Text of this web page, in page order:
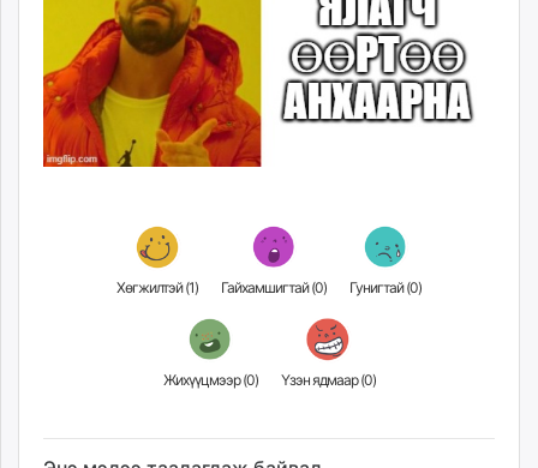
Хөгжилтэй (1) Гайхамшигтай (0) Гунигтай (0)
Жихүүцмээр (0) Үзэн ядмаар (0)